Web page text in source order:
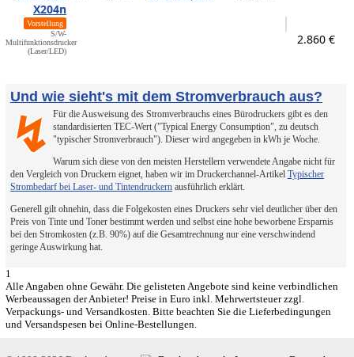
X204n
Vorstellung
S/W-
Multifunktionsdrucker
(Laser/LED)
2.860 €
Und wie sieht's mit dem Stromverbrauch aus?
↯
Für die Ausweisung des Stromverbrauchs eines Bürodruckers gibt es den
standardisierten TEC-Wert ("Typical Energy Consumption", zu deutsch
"typischer Stromverbrauch"). Dieser wird angegeben in kWh je Woche.
Warum sich diese von den meisten Herstellern verwendete Angabe nicht für
den Vergleich von Druckern eignet, haben wir im Druckerchannel-Artikel Typischer
Strombedarf bei Laser- und Tintendruckern ausführlich erklärt.
Generell gilt ohnehin, dass die Folgekosten eines Druckers sehr viel deutlicher über den
Preis von Tinte und Toner bestimmt werden und selbst eine hohe beworbene Ersparnis
bei den Stromkosten (z.B. 90%) auf die Gesamtrechnung nur eine verschwindend
geringe Auswirkung hat.
1
Alle Angaben ohne Gewähr. Die gelisteten Angebote sind keine verbindlichen
Werbeaussagen der Anbieter! Preise in Euro inkl. Mehrwertsteuer zzgl.
Verpackungs- und Versandkosten. Bitte beachten Sie die Lieferbedingungen
und Versandspesen bei Online-Bestellungen.